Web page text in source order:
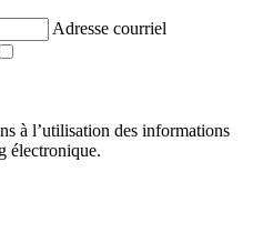
Adresse courriel
à l’utilisation des informations
électronique.